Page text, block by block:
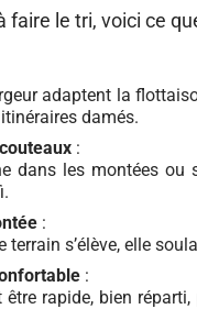
faire le tri, voici ce
adaptent la
damés.
couteaux :
dans les montées ou
:
terrain s’élève, elle
:
être rapide, bien